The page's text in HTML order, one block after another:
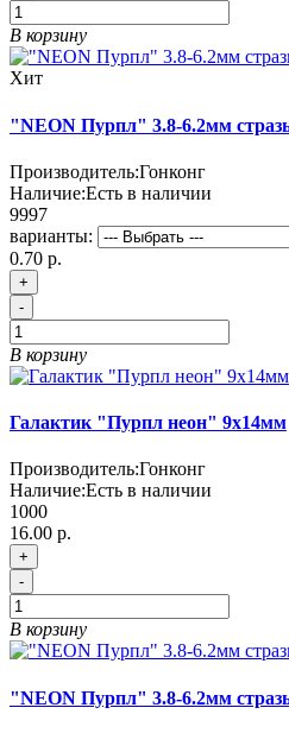
В корзину
Хит
"NEON Пурпл" 3.8-6.2мм
Производитель:Гонконг
Наличие:Есть в наличии
9997
варианты:
0.70 р.
+
-
В корзину
Галактик "Пурпл неон" 9х14мм
Производитель:Гонконг
Наличие:Есть в наличии
1000
16.00 р.
+
-
В корзину
"NEON Пурпл" 3.8-6.2мм